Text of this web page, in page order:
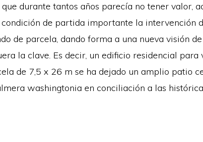
durante tantos años parecía no tener valor,
condición de partida importante la intervención
de parcela, dando forma a una nueva visión
la clave. Es decir, un edificio residencial para
de 7,5 x 26 m se ha dejado un amplio patio
washingtonia en conciliación a las